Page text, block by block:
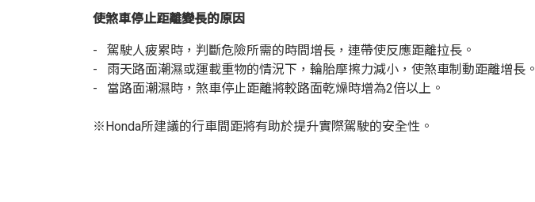
使煞車停止距離變長的原因
- 駕駛人疲累時，判斷危險所需的時間增長，連帶使反應距離拉長。
- 雨天路面潮濕或運載重物的情況下，輪胎摩擦力減小，使煞車制動距離增長。
- 當路面潮濕時，煞車停止距離將較路面乾燥時增為2倍以上。
※Honda所建議的行車間距將有助於提升實際駕駛的安全性。